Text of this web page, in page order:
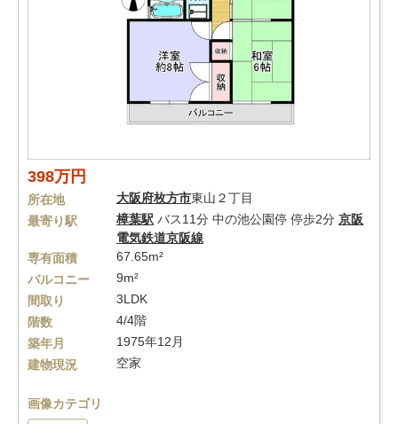
398万円
所在地 大阪府枚方市東山２丁目
最寄り駅
樟葉駅 バス11分 中の池公園停 停歩2分 京阪
電気鉄道京阪線
専有面積
67.65m²
バルコニー
9m²
間取り
3LDK
階数
4/4階
築年月
1975年12月
建物現況
空家
画像カテゴリ